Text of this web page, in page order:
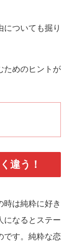
についても掘り
ためのヒントが
違う！
時は純粋に好き
になるとステー
です。純粋な恋